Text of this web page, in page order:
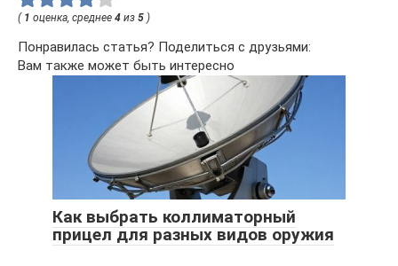
( 1 оценка, среднее 4 из 5 )
Понравилась статья? Поделиться с друзьями:
Вам также может быть интересно
Как выбрать коллиматорный
прицел для разных видов оружия